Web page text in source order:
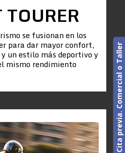
TOURER
se fusionan en los
para dar mayor confort,
un estilo más deportivo y
mismo rendimiento Cita previa. Comercial o Taller